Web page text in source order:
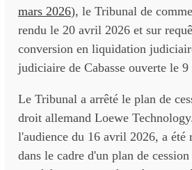
mars 2026), le Tribunal de
rendu le 20 avril 2026 et sur
conversion en liquidation
judiciaire de Cabasse ouverte le 9
Le Tribunal a arrêté le plan de
droit allemand Loewe
l'audience du 16 avril 2026, a été
dans le cadre d'un plan de